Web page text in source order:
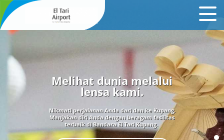
Melihat dunia melalui
lensa kami.
Nikmati perjalanan Anda dari dan ke Kupang.
Manjakan diri Anda dengan beragam fasilitas
terbaik di Bandara El Tari Kupang.